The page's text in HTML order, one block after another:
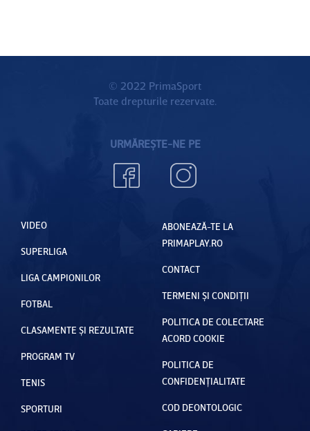
© 2022 PrimaSport
Toate drepturile rezervate.
URMĂREȘTE-NE PE
VIDEO
SUPERLIGA
LIGA CAMPIONILOR
FOTBAL
CLASAMENTE ȘI REZULTATE
PROGRAM TV
TENIS
SPORTURI
ABONEAZĂ-TE LA
PRIMAPLAY.RO
CONTACT
TERMENI ȘI CONDIȚII
POLITICA DE COLECTARE
ACORD COOKIE
POLITICA DE
CONFIDENȚIALITATE
COD DEONTOLOGIC